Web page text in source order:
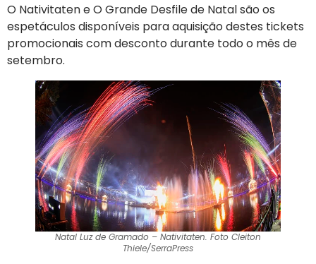
O Nativitaten e O Grande Desfile de Natal são os
espetáculos disponíveis para aquisição destes tickets
promocionais com desconto durante todo o mês de
setembro.
Natal Luz de Gramado – Nativitaten. Foto Cleiton
Thiele/SerraPress